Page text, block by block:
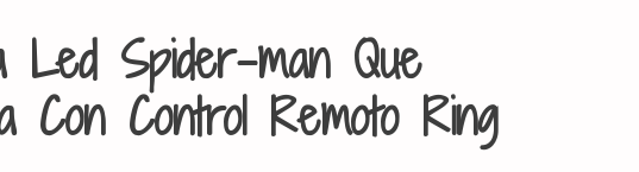
Led Spider-man Que
Con Control Remoto Ring